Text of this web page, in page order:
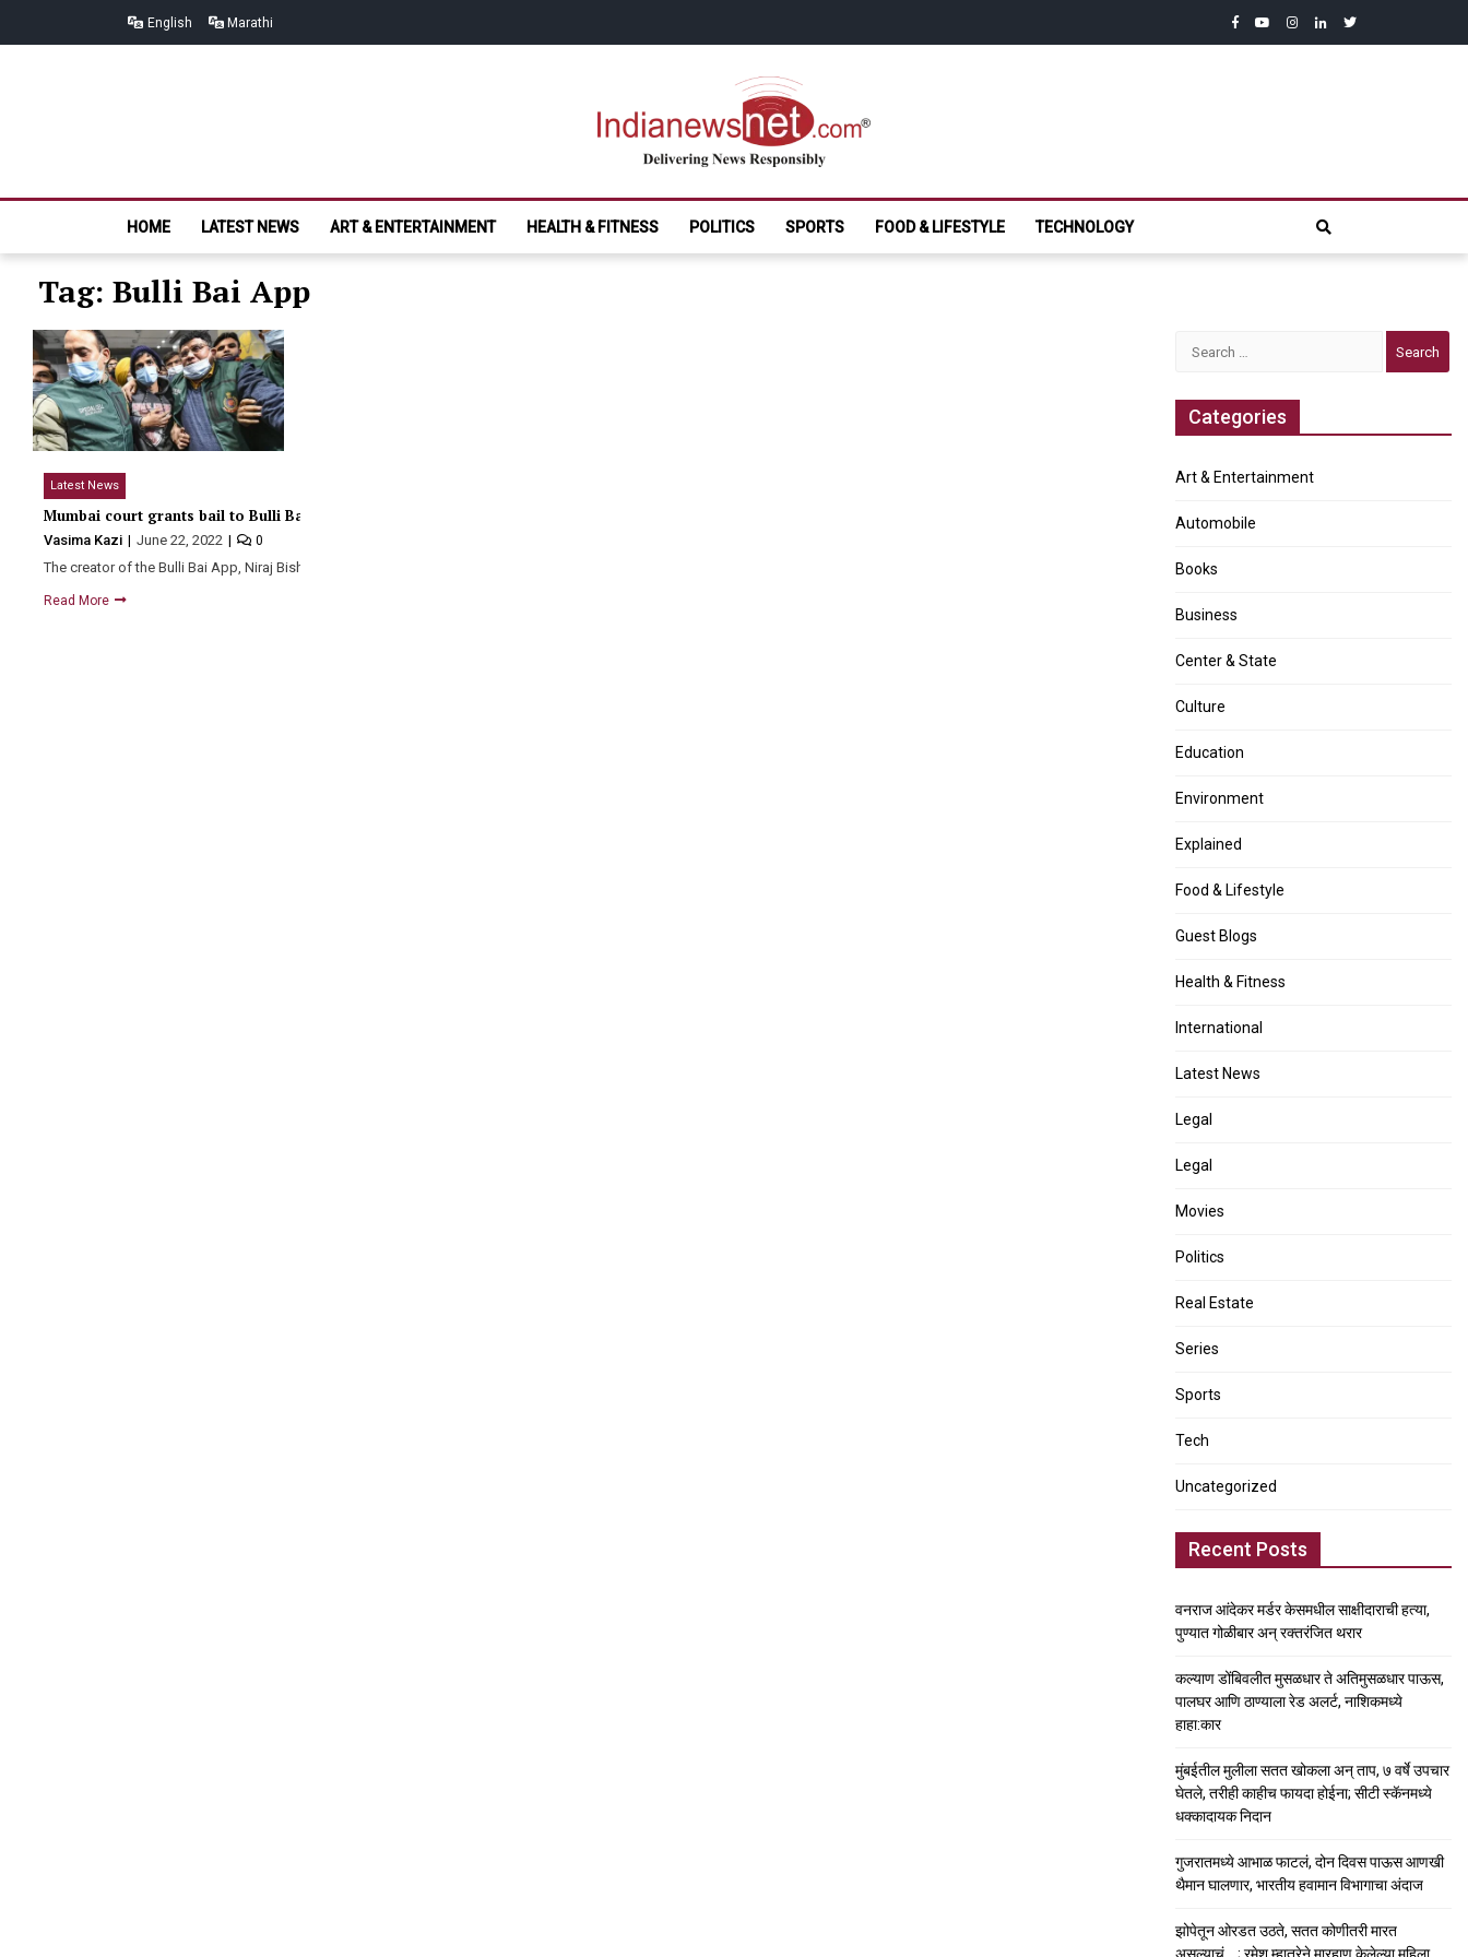
English Marathi facebook
youtubeinstagram
linkedintwitter
India News Net.com
HOME LATEST NEWS ART & ENTERTAINMENT HEALTH & FITNESS POLITICS SPORTS FOOD & LIFESTYLE TECHNOLOGY
Tag: Bulli Bai App
Latest News
Mumbai court grants bail to Bulli Bai App creator Niraj Bishnoi and 2 others
Vasima Kazi June 22, 2022 0
The creator of the Bulli Bai App, Niraj Bishnoi, and…
Read More
Categories
Art & Entertainment
Automobile
Books
Business
Center & State
Culture
Education
Environment
Explained
Food & Lifestyle
Guest Blogs
Health & Fitness
International
Latest News
Legal
Legal
Movies
Politics
Real Estate
Series
Sports
Tech
Uncategorized
Recent Posts
वनराज आंदेकर मर्डर केसमधील साक्षीदाराची हत्या,
पुण्यात गोळीबार अन् रक्तरंजित थरार
कल्याण डोंबिवलीत मुसळधार ते अतिमुसळधार पाऊस,
पालघर आणि ठाण्याला रेड अलर्ट, नाशिकमध्ये
हाहा:कार
मुंबईतील मुलीला सतत खोकला अन् ताप, ७ वर्षे उपचार
घेतले, तरीही काहीच फायदा होईना; सीटी स्कॅनमध्ये
धक्कादायक निदान
गुजरातमध्ये आभाळ फाटलं, दोन दिवस पाऊस आणखी
थैमान घालणार, भारतीय हवामान विभागाचा अंदाज
झोपेतून ओरडत उठते, सतत कोणीतरी मारत